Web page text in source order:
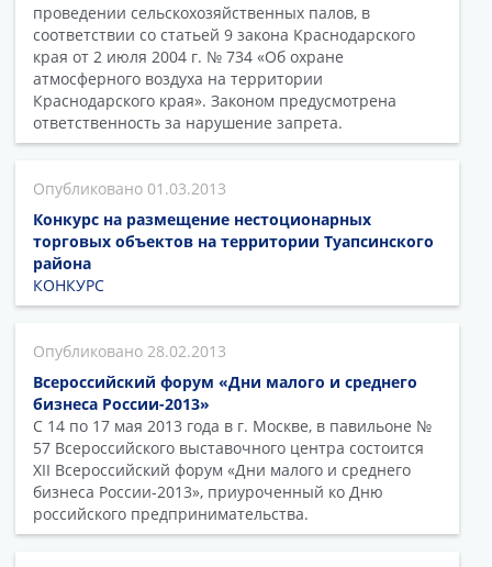
проведении сельскохозяйственных палов, в
соответствии со статьей 9 закона Краснодарского
края от 2 июля 2004 г. № 734 «Об охране
атмосферного воздуха на территории
Краснодарского края». Законом предусмотрена
ответственность за нарушение запрета.
01.03.2013
Конкурс на размещение нестоционарных
торговых объектов на территории Туапсинского
района
КОНКУРС
28.02.2013
Всероссийский форум «Дни малого и среднего
бизнеса России-2013»
С 14 по 17 мая 2013 года в г. Москве, в павильоне №
57 Всероссийского выставочного центра состоится
XII Всероссийский форум «Дни малого и среднего
бизнеса России-2013», приуроченный ко Дню
российского предпринимательства.